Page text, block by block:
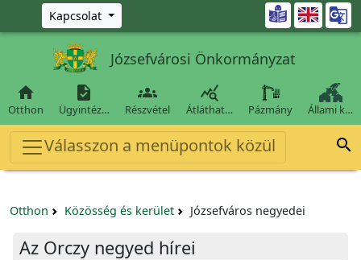
Ugrás a fő tartalomra
Kapcsolat 
Józsefvárosi Önkormányzat

Otthon

Ügyintéz…

Részvétel

Átláthat… Pázmány Állami k…
Válasszon a menüpontok közül 
Otthon Közösség és kerület Józsefváros negyedei
Az Orczy negyed hírei